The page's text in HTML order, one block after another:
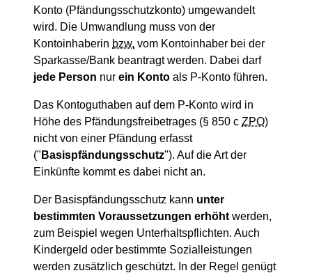
Konto (Pfändungsschutzkonto) umgewandelt
wird. Die Umwandlung muss von der
Kontoinhaberin bzw. vom Kontoinhaber bei der
Sparkasse/Bank beantragt werden. Dabei darf
jede Person nur ein Konto als P-Konto führen.
Das Kontoguthaben auf dem P-Konto wird in
Höhe des Pfändungsfreibetrages (§ 850 c ZPO)
nicht von einer Pfändung erfasst
(" Basispfändungsschutz"). Auf die Art der
Einkünfte kommt es dabei nicht an.
Der Basispfändungsschutz kann unter
bestimmten Voraussetzungen erhöht werden,
zum Beispiel wegen Unterhaltspflichten. Auch
Kindergeld oder bestimmte Sozialleistungen
werden zusätzlich geschützt. In der Regel genügt